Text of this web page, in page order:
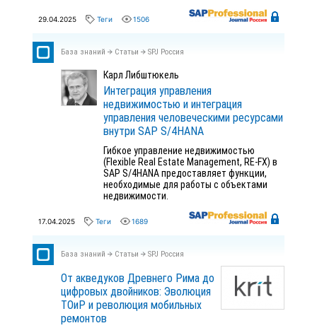
29.04.2025 Теги 1506
База знаний Статьи SPJ Россия
Карл Либштюкель
Интеграция управления
недвижимостью и интеграция
управления человеческими ресурсами
внутри SAP S/4HANA
Гибкое управление недвижимостью
(Flexible Real Estate Management, RE-FX) в
SAP S/4HANA предоставляет функции,
необходимые для работы с объектами
недвижимости.
17.04.2025 Теги 1689
База знаний Статьи SPJ Россия
От акведуков Древнего Рима до
цифровых двойников: Эволюция
ТОиР и революция мобильных
ремонтов